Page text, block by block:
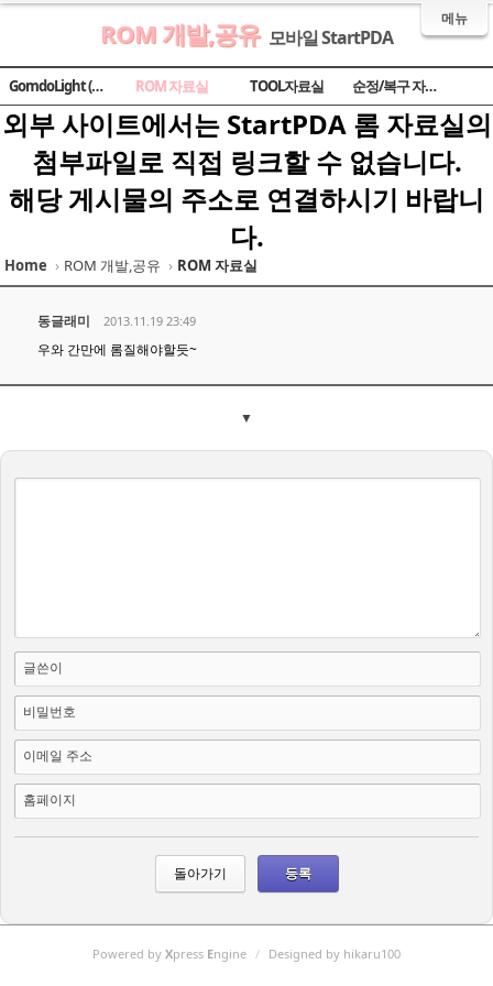
메뉴
ROM 개발,공유 모바일 StartPDA
GomdoLight (곰돌라이트) ROM 자료실 TOOL자료실 순정/복구 자료실
외부 사이트에서는 StartPDA 롬 자료실의
첨부파일로 직접 링크할 수 없습니다.
해당 게시물의 주소로 연결하시기 바랍니
다.
Home › ROM 개발,공유 › ROM 자료실
동글래미 2013.11.19 23:49
우와 간만에 롬질해야할듯~
▼
글쓴이
비밀번호
이메일 주소
홈페이지
돌아가기
Sketchbook5, 스케치북5
Sketchbook5, 스케치북5
Sketchbook5, 스케치북5
Sketchbook5, 스케치북5
Powered by Xpress Engine / Designed by hikaru100